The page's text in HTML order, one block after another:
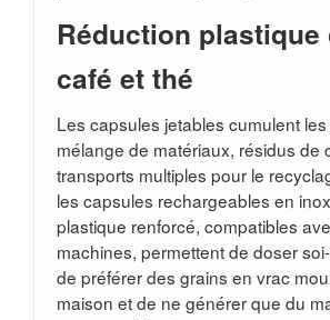
Réduction plastique
café et thé
Les capsules jetables cumulent
mélange de matériaux, résidus de
transports multiples pour le
les capsules rechargeables en
plastique renforcé, compatibles
machines, permettent de doser
de préférer des grains en vrac
maison et de ne générer que du